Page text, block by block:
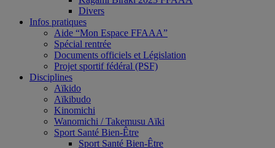
Divers
Infos pratiques
Aide “Mon Espace FFAAA”
Spécial rentrée
Documents officiels et Législation
Projet sportif fédéral (PSF)
Disciplines
Aïkido
Aïkibudo
Kinomichi
Wanomichi / Takemusu Aïki
Sport Santé Bien-Être
Sport Santé Bien-Être